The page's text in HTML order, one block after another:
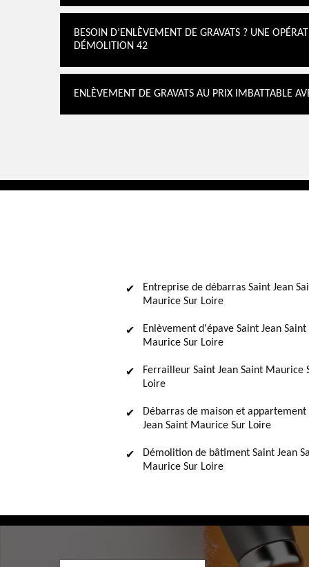
BESOIN D’ENLÈVEMENT DE GRAVATS ? UNE
DÉMOLITION 42
ENLÈVEMENT DE GRAVATS AU PRIX IMBATTABLE
Entreprise de débarras Saint Jean
Maurice Sur Loire
Enlèvement d'épave Saint Jean Saint
Maurice Sur Loire
Ferrailleur Saint Jean Saint Maurice
Loire
Débarras de maison et appartement
Jean Saint Maurice Sur Loire
Démolition de bâtiment Saint Jean
Maurice Sur Loire